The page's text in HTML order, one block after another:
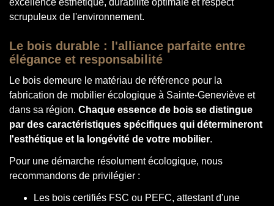
scrupuleux de l'environnement.
Le bois durable : l'alliance parfaite entre
élégance et responsabilité
Le bois demeure le matériau de référence pour la
fabrication de mobilier écologique à Sainte-Geneviève et
dans sa région. Chaque essence de bois se distingue
par des caractéristiques spécifiques qui détermineront
l'esthétique et la longévité de votre mobilier.
Pour une démarche résolument écologique, nous
recommandons de privilégier :
Les bois certifiés FSC ou PEFC, attestant d'une